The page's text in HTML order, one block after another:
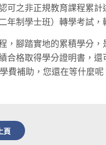
可之非正規教育課程累計
制學士班）轉學考試，
，腳踏實地的累積學分，
合格取得學分證明書，還
費補助，您還在等什麼呢
頁